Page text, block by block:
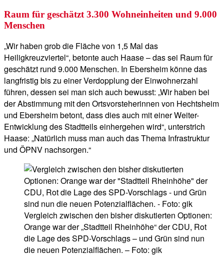
Raum für geschätzt 3.300 Wohneinheiten und 9.000
Menschen
„Wir haben grob die Fläche von 1,5 Mal das
Heiligkreuzviertel“, betonte auch Haase – das sei Raum für
geschätzt rund 9.000 Menschen. In Ebersheim könne das
langfristig bis zu einer Verdopplung der Einwohnerzahl
führen, dessen sei man sich auch bewusst: „Wir haben bei
der Abstimmung mit den Ortsvorsteherinnen von Hechtsheim
und Ebersheim betont, dass dies auch mit einer Weiter-
Entwicklung des Stadtteils einhergehen wird“, unterstrich
Haase: „Natürlich muss man auch das Thema Infrastruktur
und ÖPNV nachsorgen.“
Vergleich zwischen den bisher diskutierten Optionen:
Orange war der „Stadtteil Rheinhöhe“ der CDU, Rot
die Lage des SPD-Vorschlags – und Grün sind nun
die neuen Potenzialflächen. – Foto: gik